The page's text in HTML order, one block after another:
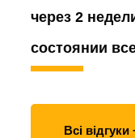
через 2
состоянии
Всі відгуки